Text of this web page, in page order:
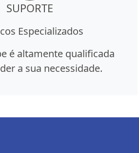
SUPORTE
Especializados
é altamente qualificada
a sua necessidade.